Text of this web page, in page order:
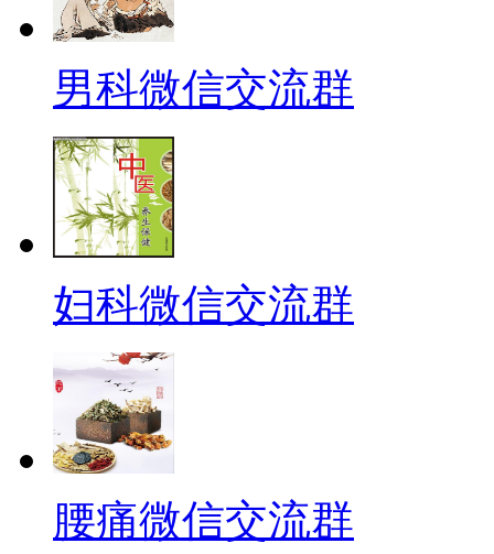
男科微信交流群
妇科微信交流群
腰痛微信交流群